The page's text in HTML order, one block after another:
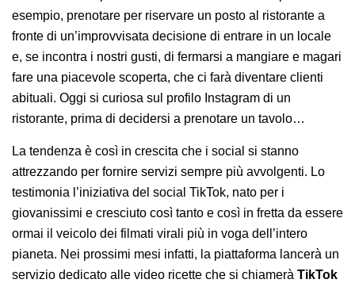
esempio, prenotare per riservare un posto al ristorante a
fronte di un’improvvisata decisione di entrare in un locale
e, se incontra i nostri gusti, di fermarsi a mangiare e magari
fare una piacevole scoperta, che ci farà diventare clienti
abituali. Oggi si curiosa sul profilo Instagram di un
ristorante, prima di decidersi a prenotare un tavolo…
La tendenza è così in crescita che i social si stanno
attrezzando per fornire servizi sempre più avvolgenti. Lo
testimonia l’iniziativa del social TikTok, nato per i
giovanissimi e cresciuto così tanto e così in fretta da essere
ormai il veicolo dei filmati virali più in voga dell’intero
pianeta. Nei prossimi mesi infatti, la piattaforma lancerà un
servizio dedicato alle video ricette che si chiamerà TikTok